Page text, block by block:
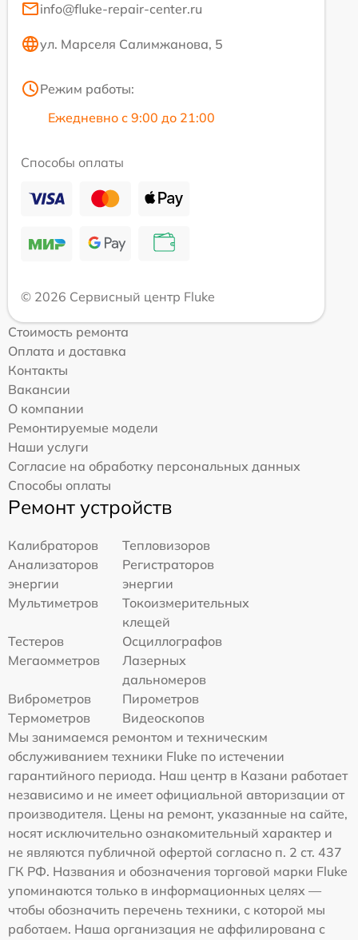
info@fluke-repair-center.ru
ул. Марселя Салимжанова, 5
Режим работы:
Ежедневно с 9:00 до 21:00
Способы оплаты
© 2026 Сервисный центр Fluke
Стоимость ремонта
Оплата и доставка
Контакты
Вакансии
О компании
Ремонтируемые модели
Наши услуги
Согласие на обработку персональных данных
Способы оплаты
Ремонт устройств
Калибраторов
Тепловизоров
Анализаторов
энергии
Регистраторов
энергии
Мультиметров
Токоизмерительных
клещей
Тестеров
Осциллографов
Мегаомметров
Лазерных
дальномеров
Виброметров
Пирометров
Термометров
Видеоскопов
Мы занимаемся ремонтом и техническим
обслуживанием техники Fluke по истечении
гарантийного периода. Наш центр в Казани работает
независимо и не имеет официальной авторизации от
производителя. Цены на ремонт, указанные на сайте,
носят исключительно ознакомительный характер и
не являются публичной офертой согласно п. 2 ст. 437
ГК РФ. Названия и обозначения торговой марки Fluke
упоминаются только в информационных целях —
чтобы обозначить перечень техники, с которой мы
работаем. Наша организация не аффилирована с